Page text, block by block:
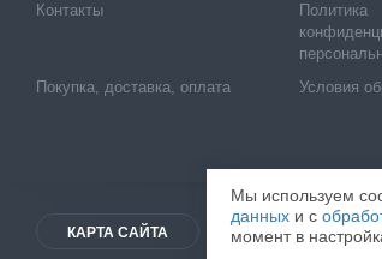
Контакты
Политика
Покупка, доставка, оплата
Условия
КАРТА САЙТА © 2026
Мы используем
данных и с
момент в